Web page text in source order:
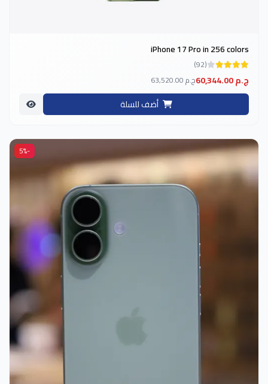
iPhone 17 Pro in 256 colors
(92)
60,344.00 ج.م 63,520.00 ج.م
أضف للسلة
-5%